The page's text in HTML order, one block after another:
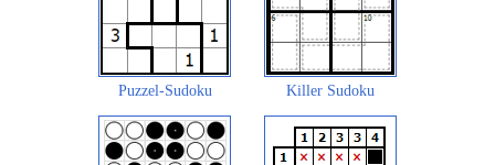
Puzzel-Sudoku Killer Sudoku